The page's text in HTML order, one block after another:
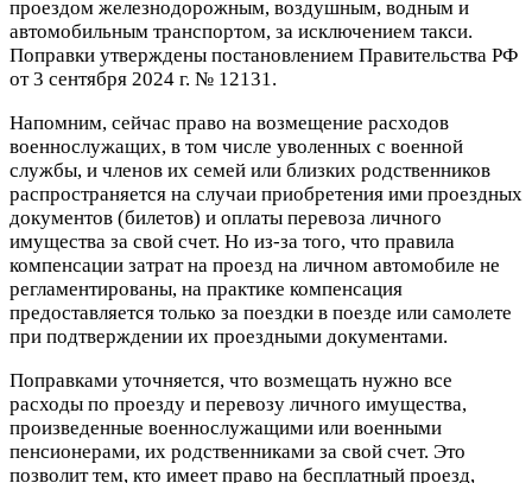
проездом железнодорожным, воздушным, водным и
автомобильным транспортом, за исключением такси.
Поправки утверждены постановлением Правительства РФ
от 3 сентября 2024 г. № 12131.
Напомним, сейчас право на возмещение расходов
военнослужащих, в том числе уволенных с военной
службы, и членов их семей или близких родственников
распространяется на случаи приобретения ими проездных
документов (билетов) и оплаты перевоза личного
имущества за свой счет. Но из-за того, что правила
компенсации затрат на проезд на личном автомобиле не
регламентированы, на практике компенсация
предоставляется только за поездки в поезде или самолете
при подтверждении их проездными документами.
Поправками уточняется, что возмещать нужно все
расходы по проезду и перевозу личного имущества,
произведенные военнослужащими или военными
пенсионерами, их родственниками за свой счет. Это
позволит тем, кто имеет право на бесплатный проезд,